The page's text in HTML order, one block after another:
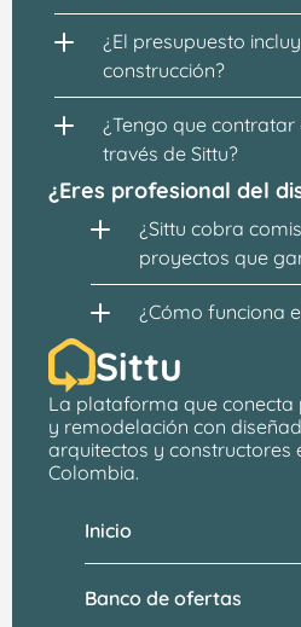
¿El presupuesto
construcción?
¿Tengo que
través de Sittu?
¿Eres profesional del
¿Sittu cobra
proyectos que
¿Cómo funciona
Sittu
La plataforma que conecta
y remodelación con
arquitectos y constructores
Colombia.
Banco de ofertas
Inicio